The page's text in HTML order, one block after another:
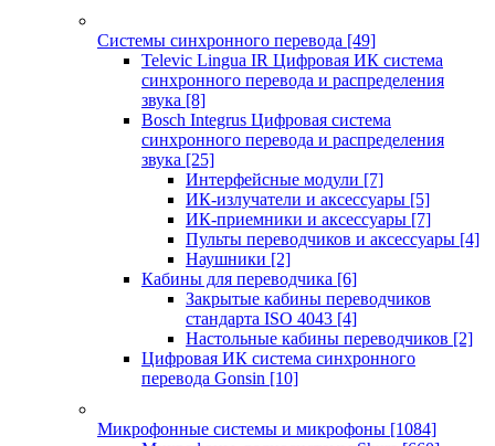
Системы синхронного перевода [49]
Televic Lingua IR Цифровая ИК система
синхронного перевода и распределения
звука [8]
Bosch Integrus Цифровая система
синхронного перевода и распределения
звука [25]
Интерфейсные модули [7]
ИК-излучатели и аксессуары [5]
ИК-приемники и аксессуары [7]
Пульты переводчиков и аксессуары [4]
Наушники [2]
Кабины для переводчика [6]
Закрытые кабины переводчиков
стандарта ISO 4043 [4]
Настольные кабины переводчиков [2]
Цифровая ИК система синхронного
перевода Gonsin [10]
Микрофонные системы и микрофоны [1084]